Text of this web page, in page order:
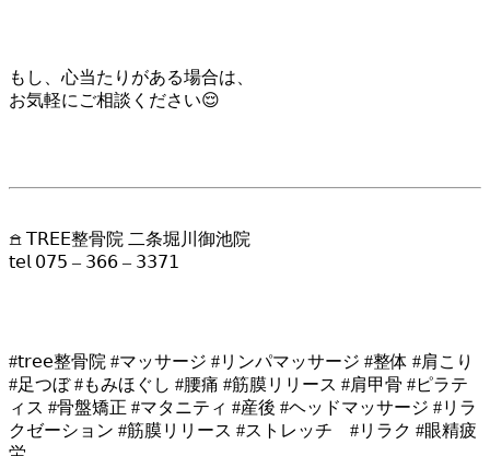
もし、心当たりがある場合は、
お気軽にご相談ください😌
𖠿 𝖳𝖱𝖤𝖤整骨院 二条堀川御池院
𝗍𝖾𝗅 𝟢𝟩𝟧 – 𝟥𝟨𝟨 – 𝟥𝟥𝟩𝟣
#𝗍𝗋𝖾𝖾整骨院 #マッサージ #リンパマッサージ #整体 #肩こり
#足つぼ #もみほぐし #腰痛 #筋膜リリース #肩甲骨 #ピラテ
ィス #骨盤矯正 #マタニティ #産後 #ヘッドマッサージ #リラ
クゼーション #筋膜リリース #ストレッチ #リラク #眼精疲